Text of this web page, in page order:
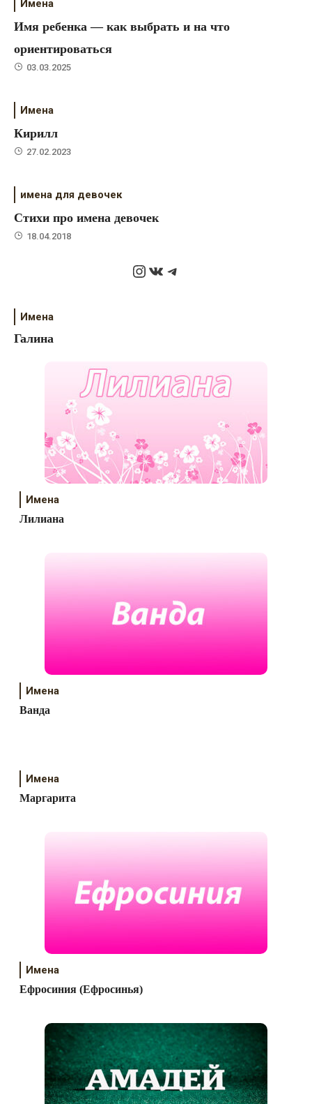
Имена
Имя ребенка — как выбрать и на что
ориентироваться
03.03.2025
Имена
Кирилл
27.02.2023
имена для девочек
Стихи про имена девочек
18.04.2018
Instagram
ВКонтакте
Telegram
Имена
Галина
Имена
Лилиана
Имена
Ванда
Имена
Маргарита
Имена
Ефросиния (Ефросинья)